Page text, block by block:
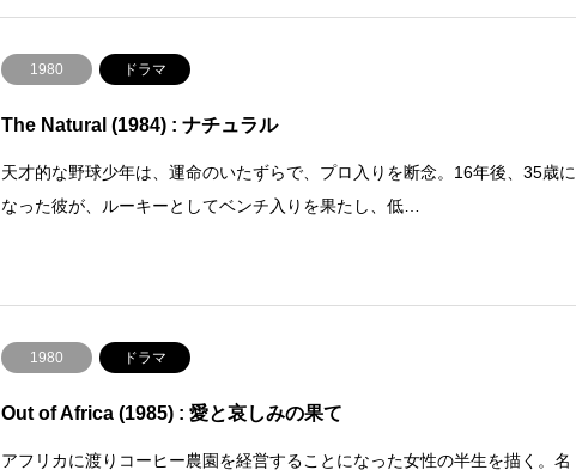
1980 ドラマ
The Natural (1984) : ナチュラル
天才的な野球少年は、運命のいたずらで、プロ入りを断念。16年後、35歳に
なった彼が、ルーキーとしてベンチ入りを果たし、低…
1980 ドラマ
Out of Africa (1985) : 愛と哀しみの果て
アフリカに渡りコーヒー農園を経営することになった女性の半生を描く。名